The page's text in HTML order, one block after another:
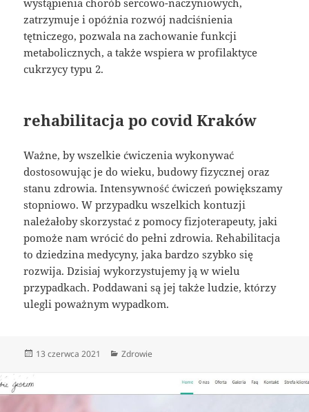
wystąpienia chorób sercowo-naczyniowych,
zatrzymuje i opóźnia rozwój nadciśnienia
tętniczego, pozwala na zachowanie funkcji
metabolicznych, a także wspiera w profilaktyce
cukrzycy typu 2.
rehabilitacja po covid Kraków
Ważne, by wszelkie ćwiczenia wykonywać
dostosowując je do wieku, budowy fizycznej oraz
stanu zdrowia. Intensywność ćwiczeń powiększamy
stopniowo. W przypadku wszelkich kontuzji
należałoby skorzystać z pomocy fizjoterapeuty, jaki
pomoże nam wrócić do pełni zdrowia. Rehabilitacja
to dziedzina medycyny, jaka bardzo szybko się
rozwija. Dzisiaj wykorzystujemy ją w wielu
przypadkach. Poddawani są jej także ludzie, którzy
ulegli poważnym wypadkom.
Data
13 czerwca 2021 Kategorie
Zdrowie